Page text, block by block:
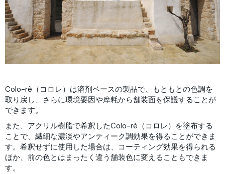
Colo-rè（コロレ）は溶剤ベースの製品で、もともとの色調を
取り戻し、さらに環境要因や摩耗から舗装面を保護することが
できます。
また、アクリル樹脂で希釈したColo-rè（コロレ）を塗布する
ことで、繊細な濃淡やアンティーク調効果を得ることができま
す。希釈せずに使用した場合は、コーティング効果を得られる
ほか、前の色とはまったく違う舗装色に変えることもできま
す。